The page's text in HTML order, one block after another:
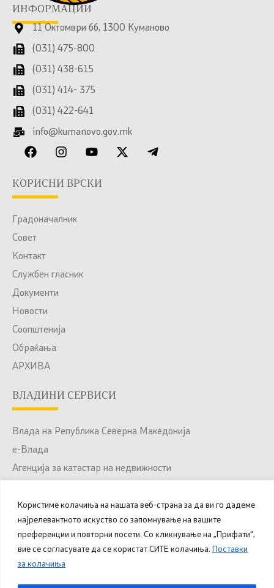
Користиме колачиња на нашата веб-страна за да ви го дадеме
најрелевантното искуство со запомнување на вашите
преференции и повторни посети. Со кликнување на „Прифати“,
вие се согласувате да се користат СИТЕ колачиња. Поставки
за колачиња
ИНФОРМАЦИИ
11 Октомври бб, 1300 Куманово
(031) 475-800
(031) 438-615
(031) 414- 375
(031) 422-641
info@kumanovo.gov.mk
КОРИСНИ ВРСКИ
Градоначалник
Совет
Контакт
Службен гласник
Документи
Новости
Соопштенија
Обраќања
АРХИВА
ВЛАДИНИ СЕРВИСИ
Влада на Република Северна Македонија
е-Влада
Агенција за катастар на недвижности
Портал за отворени податоци
Национален Портал за е-Услуги